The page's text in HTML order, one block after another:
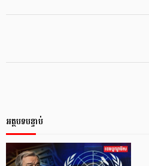
អត្ថបទបន្ទាប់